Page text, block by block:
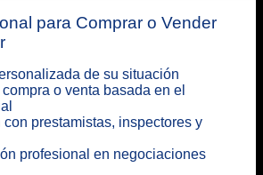
para Comprar o Vender
de su situación
o venta basada en el
prestamistas, inspectores y
profesional en negociaciones